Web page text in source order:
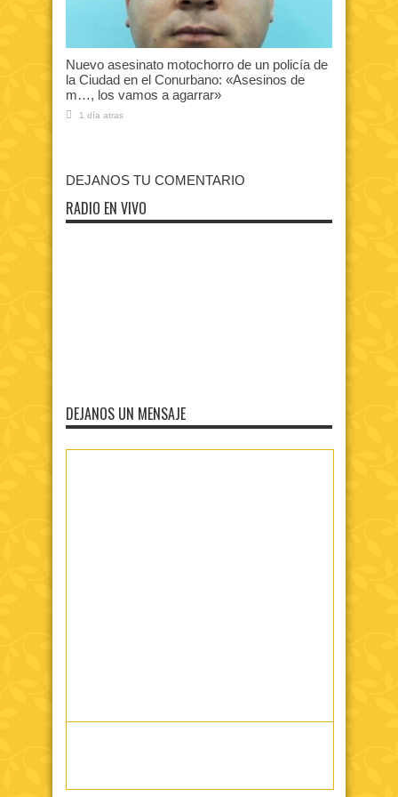
Nuevo asesinato motochorro de un policía de
la Ciudad en el Conurbano: «Asesinos de
m…, los vamos a agarrar»
1 día atras
DEJANOS TU COMENTARIO
RADIO EN VIVO
DEJANOS UN MENSAJE